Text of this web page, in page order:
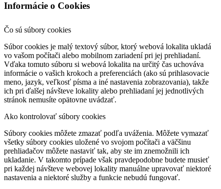
Informácie o Cookies
Čo sú súbory cookies
Súbor cookies je malý textový súbor, ktorý webová lokalita ukladá
vo vašom počítači alebo mobilnom zariadení pri jej prehliadaní.
Vďaka tomuto súboru si webová lokalita na určitý čas uchováva
informácie o vašich krokoch a preferenciách (ako sú prihlasovacie
meno, jazyk, veľkosť písma a iné nastavenia zobrazovania), takže
ich pri ďalšej návšteve lokality alebo prehliadaní jej jednotlivých
stránok nemusíte opätovne uvádzať.
Ako kontrolovať súbory cookies
Súbory cookies môžete zmazať podľa uváženia. Môžete vymazať
všetky súbory cookies uložené vo svojom počítači a väčšinu
prehliadačov môžete nastaviť tak, aby ste im znemožnili ich
ukladanie. V takomto prípade však pravdepodobne budete musieť
pri každej návšteve webovej lokality manuálne upravovať niektoré
nastavenia a niektoré služby a funkcie nebudú fungovať.